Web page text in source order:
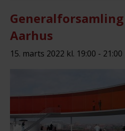
Aarhus
15. marts 2022 kl. 19:00 - 21:00